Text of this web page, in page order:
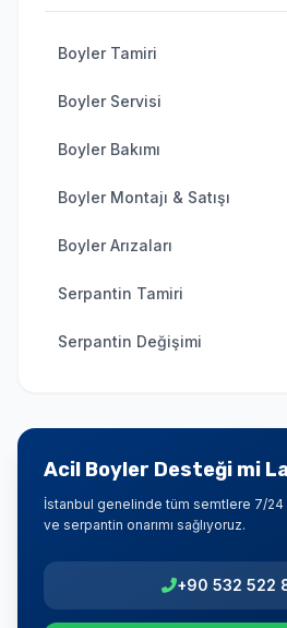
Boyler Tamiri
Boyler Servisi
Boyler Bakımı
Boyler Montajı & Satışı
Boyler Arızaları
Serpantin Tamiri
Serpantin Değişimi
Acil Boyler Desteği mi
İstanbul genelinde tüm semtlere 7/
ve serpantin onarımı sağlıyoruz.
+90 532 522